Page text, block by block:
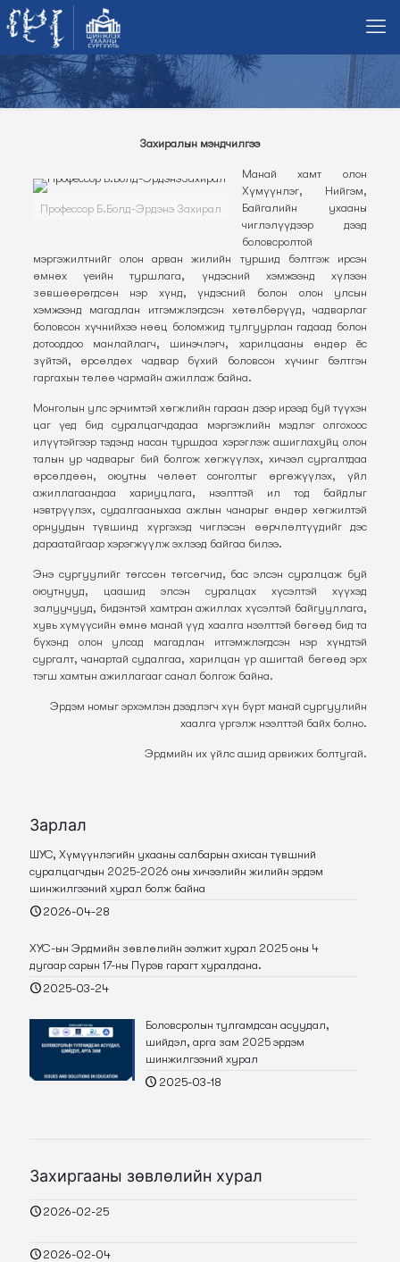
Захиралын мэндчилгээ
Профессор Б.Болд-Эрдэнэ Захирал
Манай хамт олон
Хүмүүнлэг, Нийгэм,
Байгалийн ухааны
чиглэлүүдээр дээд
боловсролтой
мэргэжилтнийг олон арван жилийн туршид бэлтгэж ирсэн
өмнөх үеийн туршлага, үндэсний хэмжээнд хүлээн
зөвшөөрөгдсөн нэр хүнд, үндэсний болон олон улсын
хэмжээнд магадлан итгэмжлэгдсэн хөтөлбөрүүд, чадварлаг
боловсон хүчнийхээ нөөц боломжид тулгуурлан гадаад болон
дотооддоо манлайлагч, шинэчлэгч, харилцааны өндөр ёс
зүйтэй, өрсөлдөх чадвар бүхий боловсон хүчинг бэлтгэн
гаргахын төлөө чармайн ажиллаж байна.
Монголын улс эрчимтэй хөгжлийн гараан дээр ирээд буй түүхэн
цаг үед бид суралцагчдадаа мэргэжлийн мэдлэг олгохоос
илүүтэйгээр тэдэнд насан туршдаа хэрэглэж ашиглахуйц олон
талын ур чадварыг бий болгож хөгжүүлэх, хичээл сургалтдаа
өрсөлдөөн, оюутны чөлөөт сонголтыг өргөжүүлэх, үйл
ажиллагаандаа хариуцлага, нээлттэй ил тод байдлыг
нэвтрүүлэх, судалгааныхаа ажлын чанарыг өндөр хөгжилтэй
орнуудын түвшинд хүргэхэд чиглэсэн өөрчлөлтүүдийг дэс
дараатайгаар хэрэгжүүлж эхлээд байгаа билээ.
Энэ сургуулийг төгссөн төгсөгчид, бас элсэн суралцаж буй
оюутнууд, цаашид элсэн суралцах хүсэлтэй хүүхэд
залуучууд, бидэнтэй хамтран ажиллах хүсэлтэй байгууллага,
хувь хүмүүсийн өмнө манай үүд хаалга нээлттэй бөгөөд бид та
бүхэнд олон улсад магадлан итгэмжлэгдсэн нэр хүндтэй
сургалт, чанартай судалгаа, харилцан үр ашигтай бөгөөд эрх
тэгш хамтын ажиллагааг санал болгож байна.
Эрдэм номыг эрхэмлэн дээдлэгч хүн бүрт манай сургуулийн
хаалга үргэлж нээлттэй байх болно.
Эрдмийн их үйлс ашид арвижих болтугай.
Зарлал
ШУС, Хүмүүнлэгийн ухааны салбарын ахисан түвшний
суралцагчдын 2025-2026 оны хичээлийн жилийн эрдэм
шинжилгээний хурал болж байна
2026-04-28
ХУС-ын Эрдмийн зөвлөлийн ээлжит хурал 2025 оны 4
дугаар сарын 17-ны Пүрэв гарагт хуралдана.
2025-03-24
Боловсролын тулгамдсан асуудал,
шийдэл, арга зам 2025 эрдэм
шинжилгээний хурал
2025-03-18
Захиргааны зөвлөлийн хурал
2026-02-25
2026-02-04